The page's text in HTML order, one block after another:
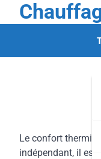
Le confort
indépendant, il est